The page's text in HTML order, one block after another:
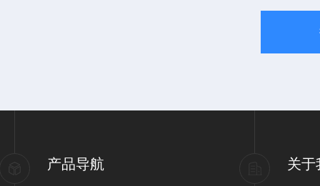
产品导航 关于